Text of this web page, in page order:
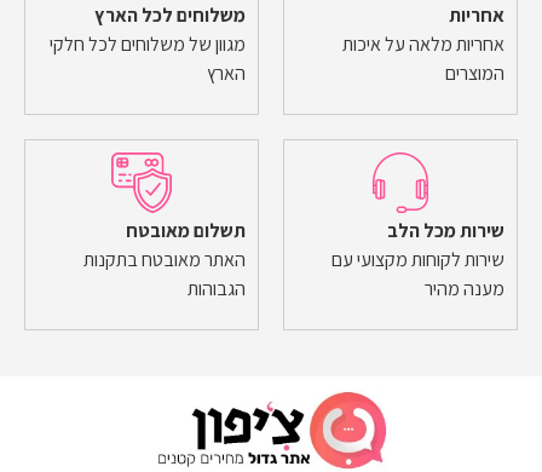
אחריות
אחריות מלאה על איכות
המוצרים
משלוחים לכל הארץ
מגוון של משלוחים לכל חלקי
הארץ
שירות מכל הלב
שירות לקוחות מקצועי עם
מענה מהיר
תשלום מאובטח
האתר מאובטח בתקנות
הגבוהות